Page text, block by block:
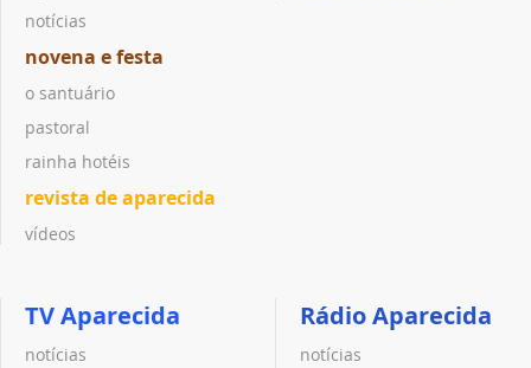
notícias
novena e festa
o santuário
pastoral
rainha hotéis
revista de aparecida
vídeos
TV Aparecida
notícias
Rádio Aparecida
notícias